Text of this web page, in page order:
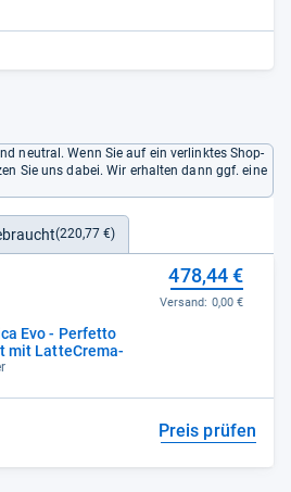
neutral. Wenn Sie auf ein verlinktes Shop-
Sie uns dabei. Wir erhalten dann ggf. eine
(220,77 €)
Evo - Perfetto
mit LatteCrema-
478,44 €
Versand: 0,00 €
Preis prüfen